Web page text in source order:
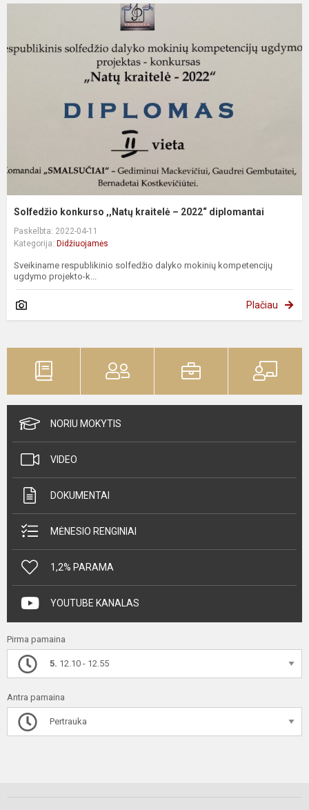
Solfedžio konkurso ,,Natų kraitelė – 2022“ diplomantai
Paskelbta: 2022-04-11
Kategorija: Didžiuojamės
Sveikiname respublikinio solfedžio dalyko mokinių kompetencijų
ugdymo projekto-k...
Plačiau
NORIU MOKYTIS
VIDEO
DOKUMENTAI
MĖNESIO RENGINIAI
1,2% PARAMA
YOUTUBE KANALAS
Pirma pamaina
5. 12.10 - 12.55
Antra pamaina
Pertrauka